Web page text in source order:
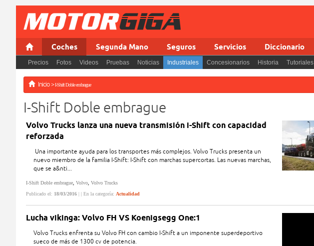
Coches Segunda Mano Seguros Servicios Diccionario
Precios Fotos Videos Pruebas Noticias Industriales Concesionarios Historia Tutoriales
Inicio>I-Shift Doble embrague
I-Shift Doble embrague
Volvo Trucks lanza una nueva transmisión i-Shift con capacidad
reforzada
Una importante ayuda para los transportes más complejos. Volvo Trucks presenta un
nuevo miembro de la familia I-Shift: I-Shift con marchas supercortas. Las nuevas marchas,
que se a&nti...
I-Shift Doble embrague Volvo Volvo Trucks
Publicado el: 18/03/2016 | | En la categoría: Actualidad
Lucha vikinga: Volvo FH VS Koenigsegg One:1
Volvo Trucks enfrenta su Volvo FH con cambio I-Shift a un imponente superdeportivo
sueco de más de 1300 cv de potencia.